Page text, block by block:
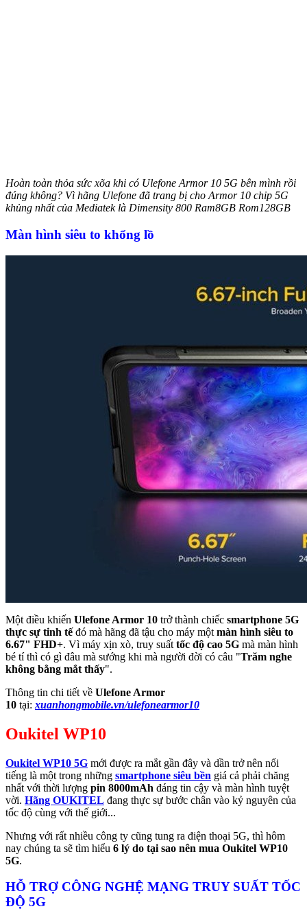
Hoàn toàn thỏa sức xõa khi có Ulefone Armor 10 5G bên mình rồi
đúng không? Vì hãng Ulefone đã trang bị cho Armor 10 chip 5G
khủng nhất của Mediatek là Dimensity 800 Ram8GB Rom128GB
Màn hình siêu to khổng lồ
Một điều khiến Ulefone Armor 10 trở thành chiếc smartphone 5G
thực sự tinh tế đó mà hãng đã tậu cho máy một màn hình siêu to
6.67" FHD+. Vì máy xịn xò, truy suất tốc độ cao 5G mà màn hình
bé tí thì có gì đâu mà sướng khi mà người đời có câu "Trăm nghe
không bằng mắt thấy".
Thông tin chi tiết về Ulefone Armor
10 tại: xuanhongmobile.vn/ulefonearmor10
Oukitel WP10
Oukitel WP10 5G mới được ra mắt gần đây và dần trở nên nổi
tiếng là một trong những smartphone siêu bền giá cả phải chăng
nhất với thời lượng pin 8000mAh đáng tin cậy và màn hình tuyệt
vời. Hãng OUKITEL đang thực sự bước chân vào kỷ nguyên của
tốc độ cùng với thế giới...
Nhưng với rất nhiều công ty cũng tung ra điện thoại 5G, thì hôm
nay chúng ta sẽ tìm hiểu 6 lý do tại sao nên mua Oukitel WP10
5G.
HỖ TRỢ CÔNG NGHỆ MẠNG TRUY SUẤT TỐC
ĐỘ 5G